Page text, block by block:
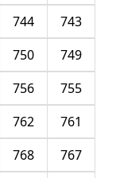
743
744
749
750
755
756
761
762
767
768